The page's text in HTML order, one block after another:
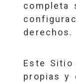
completa
derechos.
Este Sitio
propias y